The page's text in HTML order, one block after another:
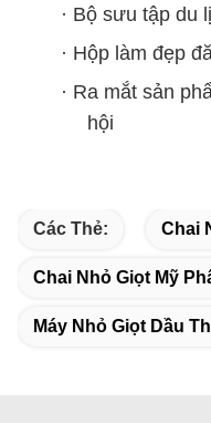
· Bộ sưu tập du
· Hộp làm đẹp
· Ra mắt sản
hội
Các Thẻ: Chai
Chai Nhỏ Giọt Mỹ
Máy Nhỏ Giọt Dầu